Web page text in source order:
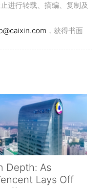
进行转载、摘编、复制及
，获得书面
Depth: As
Lays Off